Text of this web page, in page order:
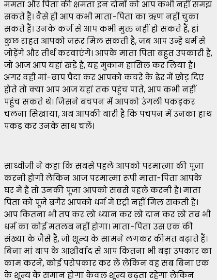
ममता और पिता की क्षमता इन दोनों को आप कभी नहीं समझ
सकते हैं। वैसे ही आप कभी माता-पिता का ऋण नहीं चुका
सकते हैं। उनके कर्ज से आप कभी मुक्त नहीं हो सकते हैं, हां
कुछ राहत आपको जरूर मिल सकती है, जब आप उन्हें धर्म से
जोड़ेंगे और तीर्थ करवाएंगे। आपके माता पिता बहुत उपकारी हैं,
जो आज आप यहां खड़े हैं, यह मुकाम हासिल कर लिया है।
अगर वही मां-बाप पैदा कर आपको कचरे के ढेर में छोड़ दिए
होते तो क्या आप आज यहां तक पहुंच पाते, आप कभी नहीं
पहुंच सकते थे। जिसने बचपन में आपको उंगली पकड़कर
चलना सिखाया, अब आपकी बारी है कि पचपन में उनका हाथ
पकड़ कर उनके साथ चलें।
साध्वीजी ने कहा कि सबसे पहले आपको परमात्मा की पूजा
करनी होगी लेकिन आज परमात्मा रूपी माता-पिता आपके
घर में हैं तो उनकी पूजा आपको सबसे पहले करनी है। माता
पिता को पूजे बगैर आपको धर्म में एंट्री नहीं मिल सकती है।
आप कितना भी तप कर लो ध्यान कर लो दान कर लो तब भी
धर्म का कोई मतलब नहीं होगा। माता-पिता उस एक की
संख्या के जैसे हैं, जो शून्य के सामने लगकर कीमत बढ़ाते हैं।
बिना मां बाप के आशीर्वाद से आप कितना भी बड़ा उपकार का
काम करने, कोई परोपकार कर लें लेकिन वह सब बिना एक
के शून्य के समान होगा केवल शून्य बढ़ता रहेगा लेकिन